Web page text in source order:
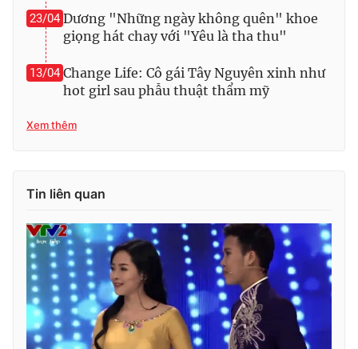
23/04 Dương "Những ngày không quên" khoe
giọng hát chay với "Yêu là tha thu"
13/04 Change Life: Cô gái Tây Nguyên xinh như
hot girl sau phẫu thuật thẩm mỹ
Xem thêm
Tin liên quan